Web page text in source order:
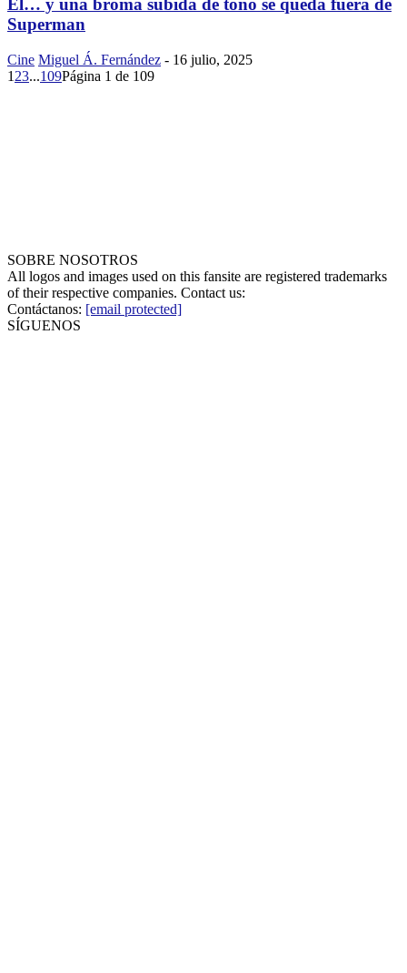
El… y una broma subida de tono se queda fuera de
Superman
Cine Miguel Á. Fernández - 16 julio, 2025
1 23...109Página 1 de 109
SOBRE NOSOTROS
All logos and images used on this fansite are registered trademarks
of their respective companies. Contact us:
Contáctanos: [email protected]
SÍGUENOS